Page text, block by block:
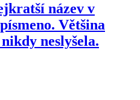
název v
Většina
neslyšela.